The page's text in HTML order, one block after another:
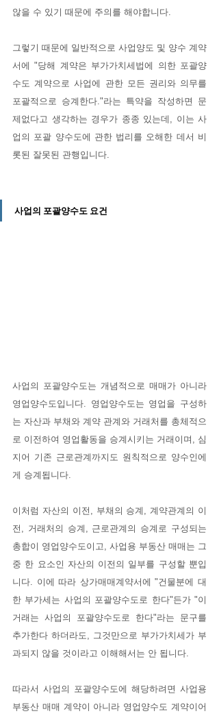
않을 수 있기 때문에 주의를 해야합니다.
그렇기 때문에 일반적으로 사업양도 및 양수 계약
서에 "당해 계약은 부가가치세법에 의한 포괄양
수도 계약으로 사업에 관한 모든 권리와 의무를
포괄적으로 승계한다."라는 특약을 작성하면 문
제없다고 생각하는 경우가 종종 있는데, 이는 사
업의 포괄 양수도에 관한 법리를 오해한 데서 비
롯된 잘못된 관행입니다.
사업의 포괄양수도 요건
사업의 포괄양수도는 개념적으로 매매가 아니라
영업양수도입니다. 영업양수도는 영업을 구성하
는 자산과 부채와 계약 관계와 거래처를 총체적으
로 이전하여 영업활동을 승계시키는 거래이며, 심
지어 기존 근로관계까지도 원칙적으로 양수인에
게 승계됩니다.
이처럼 자산의 이전, 부채의 승계, 계약관계의 이
전, 거래처의 승계, 근로관계의 승계로 구성되는
총합이 영업양수도이고, 사업용 부동산 매매는 그
중 한 요소인 자산의 이전의 일부를 구성할 뿐입
니다. 이에 따라 상가매매계약서에 "건물분에 대
한 부가세는 사업의 포괄양수도로 한다"든가 "이
거래는 사업의 포괄양수도로 한다"라는 문구를
추가한다 하더라도, 그것만으로 부가가치세가 부
과되지 않을 것이라고 이해해서는 안 됩니다.
따라서 사업의 포괄양수도에 해당하려면 사업용
부동산 매매 계약이 아니라 영업양수도 계약이어